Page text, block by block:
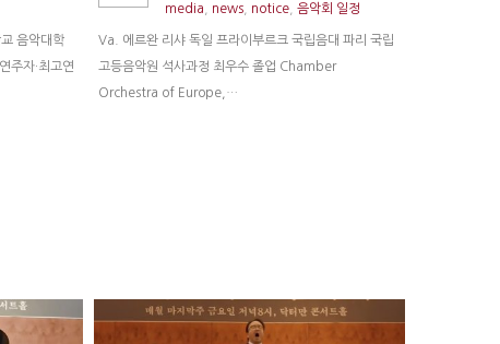
음악대학
주자·최고연
media news notice 음악회 일정
Va. 에르완 리샤 독일 프라이부르크 국립음대 파리 국립
고등음악원 석사과정 최우수 졸업 Chamber
Orchestra of Europe,…